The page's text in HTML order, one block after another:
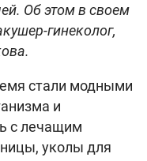
Об этом в своем
гинеколог,
стали модными
и
с лечащим
уколы для